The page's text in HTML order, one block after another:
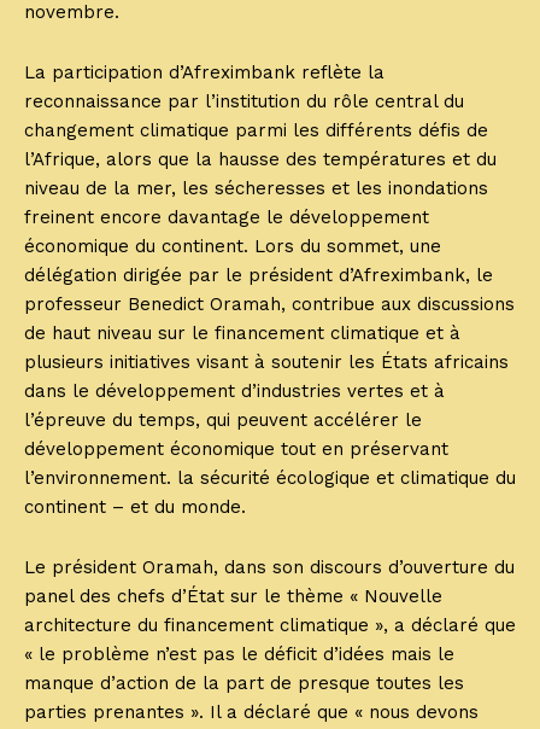
novembre.
La participation d’Afreximbank reflète la
reconnaissance par l’institution du rôle central du
changement climatique parmi les différents défis de
l’Afrique, alors que la hausse des températures et du
niveau de la mer, les sécheresses et les inondations
freinent encore davantage le développement
économique du continent. Lors du sommet, une
délégation dirigée par le président d’Afreximbank, le
professeur Benedict Oramah, contribue aux discussions
de haut niveau sur le financement climatique et à
plusieurs initiatives visant à soutenir les États africains
dans le développement d’industries vertes et à
l’épreuve du temps, qui peuvent accélérer le
développement économique tout en préservant
l’environnement. la sécurité écologique et climatique du
continent – ​​et du monde.
Le président Oramah, dans son discours d’ouverture du
panel des chefs d’État sur le thème « Nouvelle
architecture du financement climatique », a déclaré que
« le problème n’est pas le déficit d’idées mais le
manque d’action de la part de presque toutes les
parties prenantes ». Il a déclaré que « nous devons